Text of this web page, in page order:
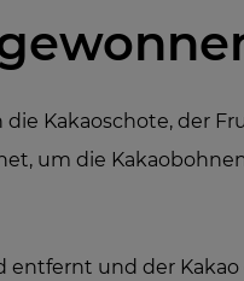
Kakaoschote, der
um die
entfernt und der Kakao